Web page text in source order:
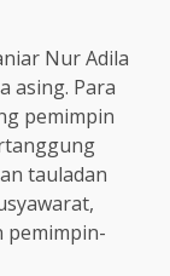
Nur Adila
asing. Para
pemimpin
tauladan
pemimpin-